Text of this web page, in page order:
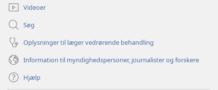
Videoer
Søg
Oplysninger til læger vedrørende behandling
Information til myndighedspersoner, journalister og forskere
Hjælp